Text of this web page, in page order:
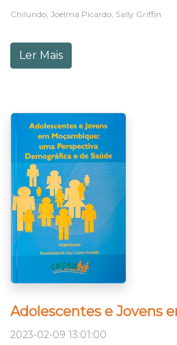
Chilundo, Joelma Picardo, Sally Griffin
Ler Mais
2023-02-09 13:01:00